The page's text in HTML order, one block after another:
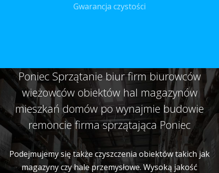
Gwarancja czystości
Poniec Sprzątanie biur firm biurowców
wieżowców obiektów hal magazynów
mieszkań domów po wynajmie budowie
remoncie firma sprzątająca Poniec
Podejmujemy się także czyszczenia obiektów takich jak
magazyny czy hale przemysłowe. Wysoką jakość